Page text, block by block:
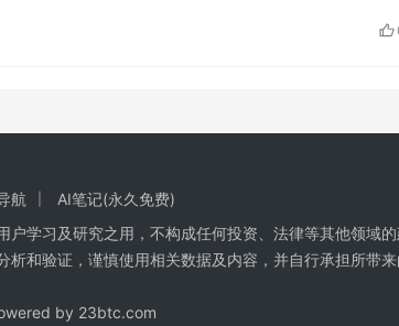
航
AI笔记(永久免费)
户学习及研究之用，不构成任何投资、法律等其他领域
析和验证，谨慎使用相关数据及内容，并自行承担所带
by 23btc.com